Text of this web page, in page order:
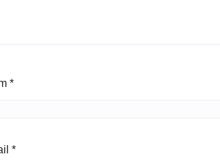
*
*